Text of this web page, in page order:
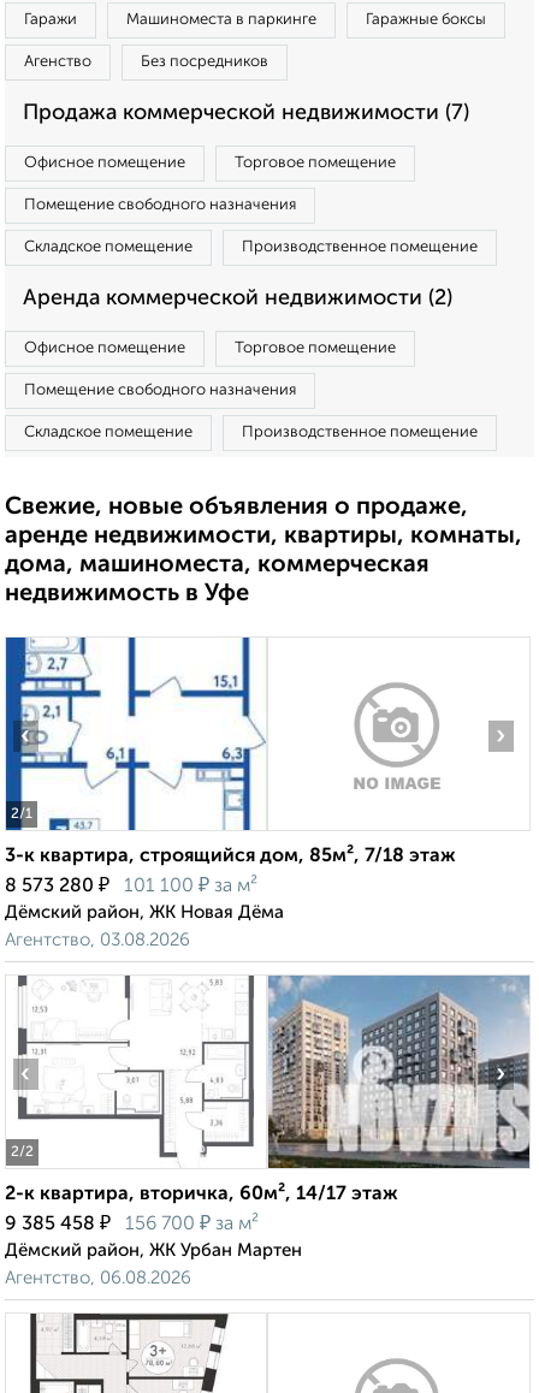
Гаражи Машиноместа в паркинге Гаражные боксы
Агенство Без посредников
Продажа коммерческой недвижимости (7)
Офисное помещение Торговое помещение
Помещение свободного назначения
Складское помещение Производственное помещение
Аренда коммерческой недвижимости (2)
Офисное помещение Торговое помещение
Помещение свободного назначения
Складское помещение Производственное помещение
Свежие, новые объявления о продаже,
аренде недвижимости, квартиры, комнаты,
дома, машиноместа, коммерческая
недвижимость в Уфе
2/1
‹ ›
3-к квартира, строящийся дом, 85м², 7/18 этаж
8 573 280 ₽ 101 100 ₽ за м²
Дёмский район, ЖК Новая Дёма
Агентство, 03.08.2026
2/2
‹ ›
2-к квартира, вторичка, 60м², 14/17 этаж
9 385 458 ₽ 156 700 ₽ за м²
Дёмский район, ЖК Урбан Мартен
Агентство, 06.08.2026